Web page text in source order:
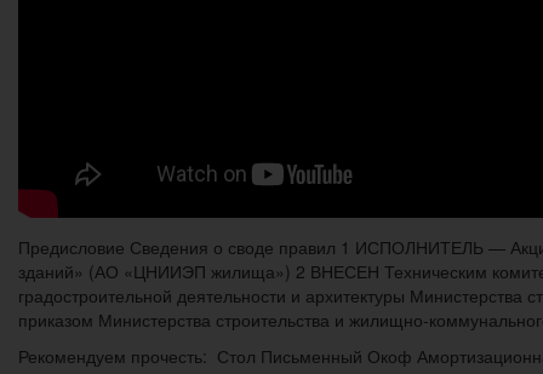
Предисловие Сведения о своде правил 1 ИСПОЛНИТЕЛЬ —
зданий» (АО «ЦНИИЭП жилища») 2 ВНЕСЕН Техническим
градостроительной деятельности и архитектуры
приказом Министерства строительства и жилищно-
Рекомендуем прочесть: Стол Письменный Окоф